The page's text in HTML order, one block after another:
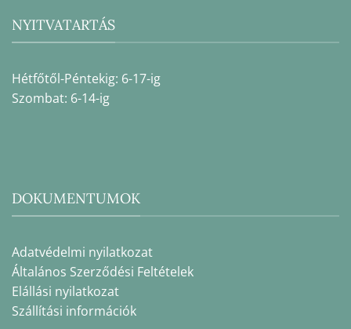
NYITVATARTÁS
Hétfőtől-Péntekig: 6-17-ig
Szombat: 6-14-ig
DOKUMENTUMOK
Adatvédelmi nyilatkozat
Általános Szerződési Feltételek
Elállási nyilatkozat
Szállítási információk